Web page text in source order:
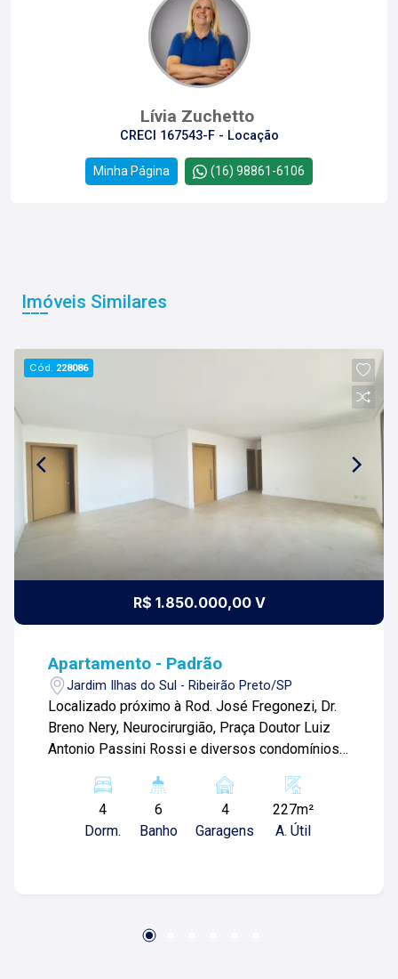
Lívia Zuchetto
CRECI 167543-F - Locação
Minha Página (16) 98861-6106
Imóveis Similares
Cód. 228086
R$ 1.850.000,00 V
Apartamento - Padrão
Jardim Ilhas do Sul - Ribeirão Preto/SP
Localizado próximo à Rod. José Fregonezi, Dr.
Breno Nery, Neurocirurgião, Praça Doutor Luiz
Antonio Passini Rossi e diversos condomínios.
ambientes; -01 lavabo; -Sacada gourmet; -
Cozinha; -Despensa; -Área de serviço; -01
banheiro de serviço; -04 vagas de garagem;
social; -Elevador de serviço; -Piscina adulto e
4
Dorm.
6
Banho
4
Garagens
227m²
A. Útil